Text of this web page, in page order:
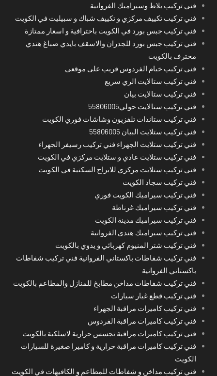
فني تركيب بلاط وسيراميك الفروانية
فني تركيب تكييف مركزي و تكييف شباك و سبيليت في الكويت
فني تركيب جبس بورد في الكويت باحترافية و اسعار ممتازة
فني تركيب جبس بورد للجدران والاسقف بايدي صباغ هندي
محترف بالكويت
فني تركيب خيام الفردوس قريب على موقعي
فني تركيب ستالايت الري سريع
فني تركيب ستالايت بيان
فني تركيب ستالايت حولي55806005
فني تركيب ستاندات تلفزيون وشاشات فوري الكويت
فني تركيب ستلايت البيان 55806005
فني تركيب ستلايت الجهراء فني تركيب رسيفر الجهراء
فني تركيب ستلايت عادي و ستلايت مركزي في الكويت
فني تركيب ستلايت مركزي للابراج السكنية في الكويت
فني تركيب سجاد الكويت
فني تركيب سيراميك الكويت فوري
فني تركيب سيراميك غرناطة
فني تركيب سيراميك مدينة الكويت
فني تركيب سيراميك هندي الفروانية
فني تركيب شتر المنيوم كهربائي و يدوي بالكويت
فني تركيب شفاطات باكستاني الفروانية فني تركيب شفاطات
باكستاني الفروانية
فني تركيب شفاطات مداخن مطابخ للمنازل والمطاعم بالكويت
فني تركيب قطع غيار سيارات
فني تركيب كاميرات مراقبة الجهراء
فني تركيب كاميرات مراقبة الفردوس
فني تركيب كاميرات مراقبة تجسس حرارية لاسلكية بالكويت
فني تركيب كاميرات مراقبة حرارية و كاميرا صغيرة للسيارات
الكويت
فني تركيب مداخن و شفاطات للمطاعم و الكافيهات في الكويت